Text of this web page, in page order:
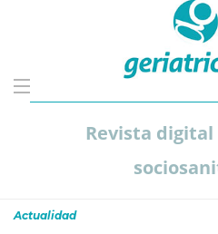
Revista
Actualidad